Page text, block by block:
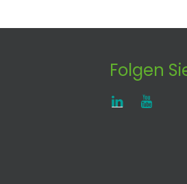
Folgen